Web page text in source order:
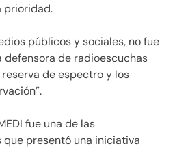
prioridad.
públicos y sociales, no fue
de radioescuchas
de espectro y los
fue una de las
que presentó una iniciativa